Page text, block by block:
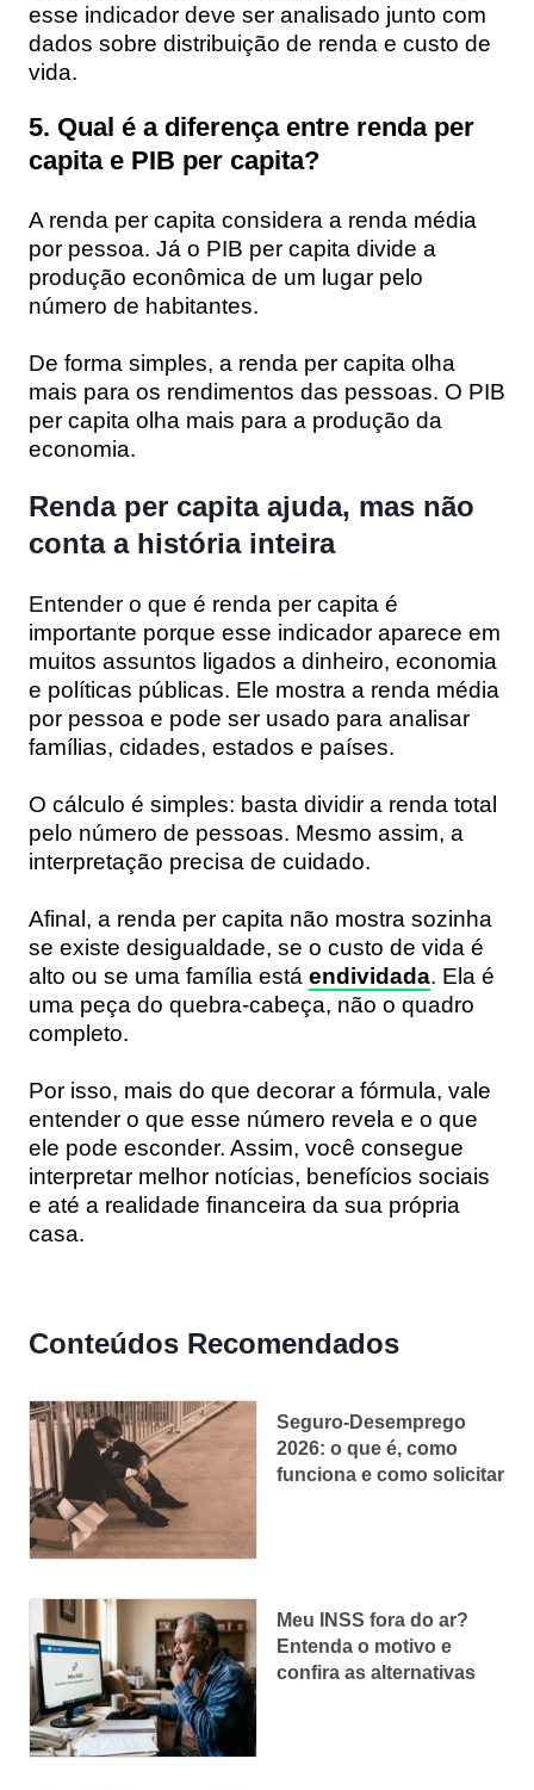
esse indicador deve ser analisado junto com
dados sobre distribuição de renda e custo de
vida.
5. Qual é a diferença entre renda per
capita e PIB per capita?
A renda per capita considera a renda média
por pessoa. Já o PIB per capita divide a
produção econômica de um lugar pelo
número de habitantes.
De forma simples, a renda per capita olha
mais para os rendimentos das pessoas. O PIB
per capita olha mais para a produção da
economia.
Renda per capita ajuda, mas não
conta a história inteira
Entender o que é renda per capita é
importante porque esse indicador aparece em
muitos assuntos ligados a dinheiro, economia
e políticas públicas. Ele mostra a renda média
por pessoa e pode ser usado para analisar
famílias, cidades, estados e países.
O cálculo é simples: basta dividir a renda total
pelo número de pessoas. Mesmo assim, a
interpretação precisa de cuidado.
Afinal, a renda per capita não mostra sozinha
se existe desigualdade, se o custo de vida é
alto ou se uma família está endividada. Ela é
uma peça do quebra-cabeça, não o quadro
completo.
Por isso, mais do que decorar a fórmula, vale
entender o que esse número revela e o que
ele pode esconder. Assim, você consegue
interpretar melhor notícias, benefícios sociais
e até a realidade financeira da sua própria
casa.
Conteúdos Recomendados
Seguro-Desemprego
2026: o que é, como
funciona e como solicitar
Meu INSS fora do ar?
Entenda o motivo e
confira as alternativas